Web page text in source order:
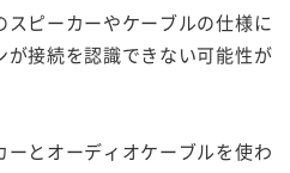
スピーカーやケーブルの仕様に
が接続を認識できない可能性が
ーとオーディオケーブルを使わ